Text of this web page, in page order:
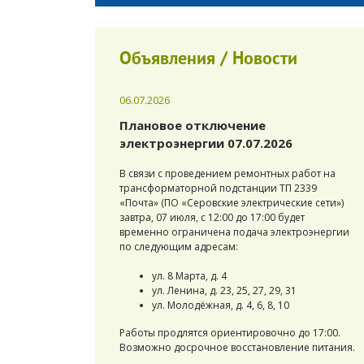
Объявления / Новости
06.07.2026
Плановое отключение
электроэнергии 07.07.2026
В связи с проведением ремонтных работ на
трансформаторной подстанции ТП 2339
«Почта» (ПО «Серовские электрические сети»)
завтра, 07 июля, с 12:00 до 17:00 будет
временно ограничена подача электроэнергии
по следующим адресам:
ул. 8 Марта, д. 4
ул. Ленина, д. 23, 25, 27, 29, 31
ул. Молодёжная, д. 4, 6, 8, 10
Работы продлятся ориентировочно до 17:00.
Возможно досрочное восстановление питания.